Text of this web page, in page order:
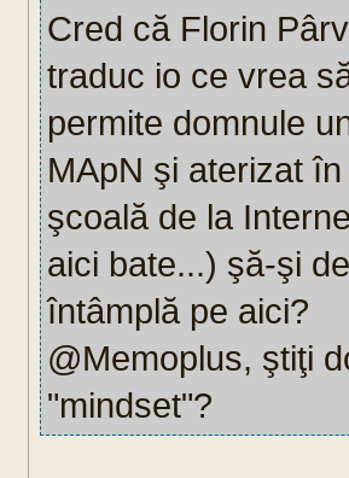
Cred că Florin
traduc io ce vrea
permite domnule
MApN şi aterizat
şcoală de la
aici bate...) şă-şi
întâmplă pe aici?
@Memoplus, ştiţi
"mindset"?